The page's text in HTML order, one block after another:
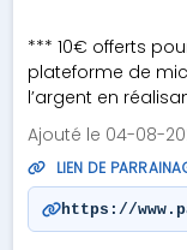
*** 10€ offerts
plateforme de
l’argent en
Ajouté le 04-08-
LIEN DE
https://